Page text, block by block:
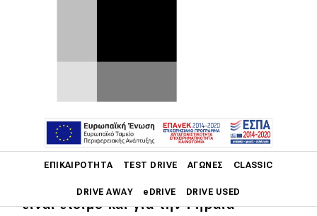
ΕΠΙΚΑΙΡΌΤΗΤΑ TEST DRIVE ΑΓΏΝΕΣ CLASSIC
DRIVE AWAY eDRIVE DRIVE USED
Το ανανεωμένο Jeep Compass που
είδαμε ήδη στην
Κίνα και στηνΙνδία
είναι έτοιμο και για την Γηραιά